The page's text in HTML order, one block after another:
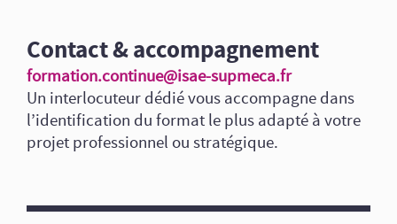
Contact & accompagnement
formation.continue@isae-supmeca.fr
Un interlocuteur dédié vous accompagne dans
l’identification du format le plus adapté à votre
projet professionnel ou stratégique.